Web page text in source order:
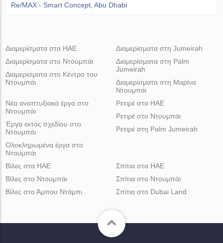
Re/MAX - Smart Concept, Abu Dhabi
Διαμερίσματα στα ΗΑΕ
Διαμερίσματα στο Ντουμπάι
Διαμερίσματα στο Κέντρο του
Ντουμπάι
Διαμερίσματα στη Jumeirah
Διαμερίσματα στη Palm
Jumeirah
Διαμερίσματα στη Μαρίνα
Ντουμπάι
Νέα αναπτυξιακά έργα στο
Ντουμπάι
Έργα εκτός σχεδίου στο
Ντουμπάι
Ολοκληρωμένα έργα στο
Ντουμπάι
Ρετιρέ στα ΗΑΕ
Ρετιρέ στο Ντουμπάι
Ρετιρέ στη Palm Jumeirah
Βίλες στα ΗΑΕ
Βίλες στο Ντουμπάι
Βίλες στο Άμπου Ντάμπι
Σπίτια στα ΗΑΕ
Σπίτια στο Ντουμπάι
Σπίτια στο Dubai Land